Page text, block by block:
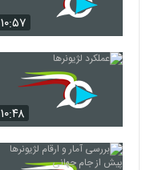
۱۰:۵۷
۱۰:۴۸